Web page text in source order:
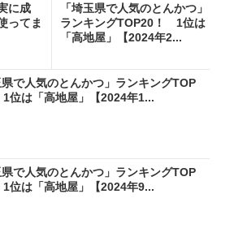
に成
ってま
「埼玉県で人気のとんかつ」
ランキングTOP20！ 1位は
「高地屋」【2024年2...
県で人気のとんかつ」ランキングTOP
位は「高地屋」【2024年1...
県で人気のとんかつ」ランキングTOP
位は「高地屋」【2024年9...